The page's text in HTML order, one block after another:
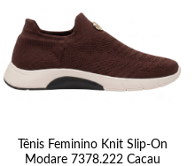
Tênis Feminino Knit Slip-On
Modare 7378.222 Cacau